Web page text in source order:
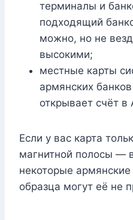
терминалы и
подходящий
можно, но не
высокими;
местные карты
армянских
открывает счёт в
Если у вас карта
магнитной полосы —
некоторые
образца могут её не